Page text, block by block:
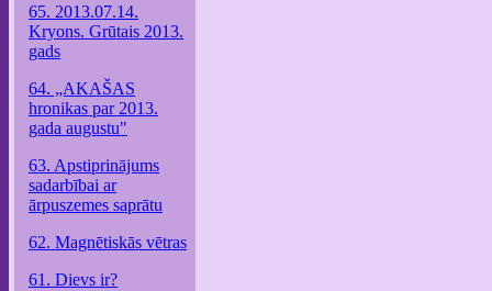
65. 2013.07.14.
Kryons. Grūtais 2013.
gads
64. „AKAŠAS
hronikas par 2013.
gada augustu"
63. Apstiprinājums
sadarbībai ar
ārpuszemes saprātu
62. Magnētiskās vētras
61. Dievs ir?